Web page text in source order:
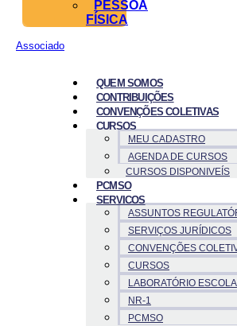
PESSOA
FÍSICA
Associado
QUEM SOMOS
CONTRIBUIÇÕES
CONVENÇÕES COLETIVAS
CURSOS
MEU CADASTRO
AGENDA DE CURSOS
CURSOS DISPONIVEÍS
PCMSO
SERVICOS
ASSUNTOS
SERVIÇOS JURÍDICOS
CONVENÇÕES
CURSOS
LABORATÓRIO ESCOLA
NR-1
PCMSO